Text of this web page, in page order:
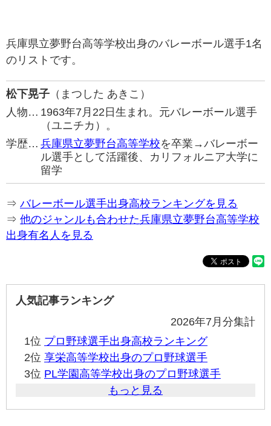
兵庫県立夢野台高等学校出身のバレーボール選手1名
のリストです。
松下晃子 （まつした あきこ）
人物… 1963年7月22日生まれ。元バレーボール選手
（ユニチカ）。
学歴… 兵庫県立夢野台高等学校を卒業→バレーボー
ル選手として活躍後、カリフォルニア大学に
留学
⇒ バレーボール選手出身高校ランキングを見る
⇒ 他のジャンルも合わせた兵庫県立夢野台高等学校
出身有名人を見る
人気記事ランキング
2026年7月分集計
1位 プロ野球選手出身高校ランキング
2位 享栄高等学校出身のプロ野球選手
3位 PL学園高等学校出身のプロ野球選手
もっと見る